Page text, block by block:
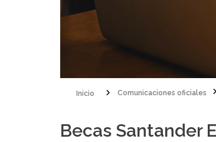
enlaces
Comunicaciones oficiales
Becas Santander